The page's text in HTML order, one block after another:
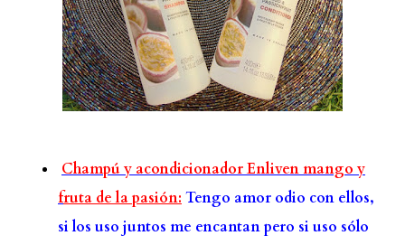
Champú y acondicionador Enliven mango y
fruta de la pasión: Tengo amor odio con ellos,
si los uso juntos me encantan pero si uso sólo